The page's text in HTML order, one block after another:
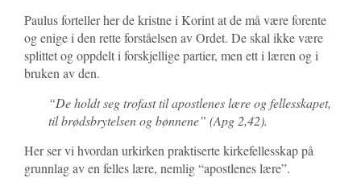
Paulus forteller her de kristne i Korint at de må være forente
og enige i den rette forståelsen av Ordet. De skal ikke være
splittet og oppdelt i forskjellige partier, men ett i læren og i
bruken av den.
“De holdt seg trofast til apostlenes lære og fellesskapet,
til brødsbrytelsen og bønnene” (Apg 2,42).
Her ser vi hvordan urkirken praktiserte kirkefellesskap på
grunnlag av en felles lære, nemlig “apostlenes lære”.